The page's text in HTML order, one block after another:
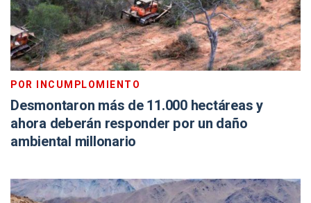
POR INCUMPLOMIENTO
Desmontaron más de 11.000 hectáreas y
ahora deberán responder por un daño
ambiental millonario